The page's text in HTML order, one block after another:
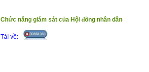
Chức năng giám sát của Hội đồng nhân dân
Tải về: